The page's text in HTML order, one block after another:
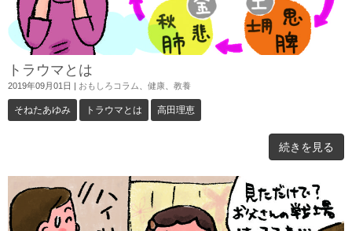
トラウマとは
2019年09月01日 | おもしろコラム 健康 教養
そねたあゆみ トラウマとは 高田理恵
続きを見る